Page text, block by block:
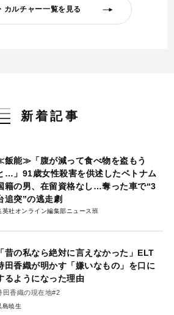
カルチャー一覧を見る
新着記事
能≫「腹が減って食べ物を盗もう
…」91歳女性殺害を供述したベトナム
籍の男、在留資格なし…奪った車で“3
追突”の逃走劇
英社オンライン編集部ニュース班
「昔の私なら絶対に言えなかった」ELT
田香織が明かす「嫌いなもの」を口に
るようになった理由
田香織の現在地#2
島暁生